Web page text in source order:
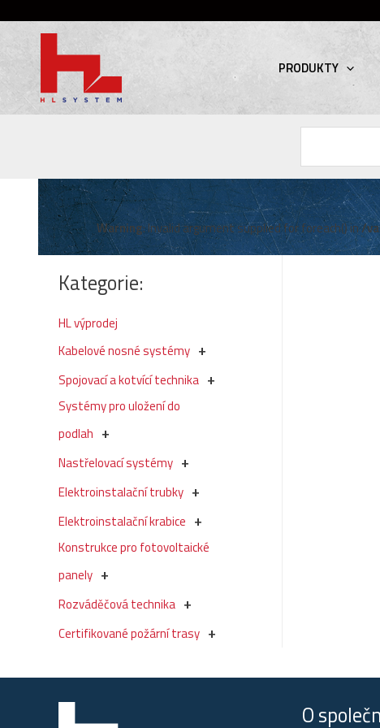
PRODUKTY
Kategorie:
HL výprodej
Kabelové nosné systémy
Spojovací a kotvící technika
Systémy pro uložení do
podlah
Nastřelovací systémy
Elektroinstalační trubky
Elektroinstalační krabice
Konstrukce pro fotovoltaické
panely
Rozváděčová technika
Certifikované požární trasy
Warning: Invalid argument supplied for foreach() in/
O